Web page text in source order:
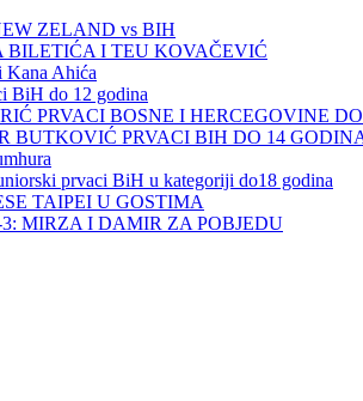
ZELAND vs BIH
BILETIĆA I TEU KOVAČEVIĆ
Kana Ahića
BiH do 12 godina
PRVACI BOSNE I HERCEGOVINE
BUTKOVIĆ PRVACI BIH DO 14
prvaci BiH u kategoriji do18 godina
TAIPEI U GOSTIMA
MIRZA I DAMIR ZA POBJEDU